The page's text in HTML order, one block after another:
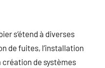
s’étend à diverses
de fuites, l’installation
création de systèmes